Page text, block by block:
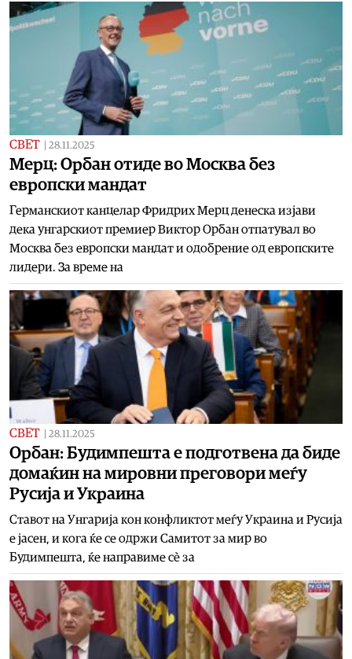
СВЕТ 28.11.2025
Мерц: Орбан отиде во Москва без
европски мандат
Германскиот канцелар Фридрих Мерц денеска изјави
дека унгарскиот премиер Виктор Орбан отпатувал во
Москва без европски мандат и одобрение од европските
лидери. За време на
СВЕТ 28.11.2025
Орбан: Будимпешта е подготвена да биде
домаќин на мировни преговори меѓу
Русија и Украина
Ставот на Унгарија кон конфликтот меѓу Украина и Русија
е јасен, и кога ќе се одржи Самитот за мир во
Будимпешта, ќе направиме сè за